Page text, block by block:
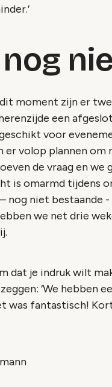
moment zijn er
een
voor
er volop plannen
de vraag en
is omarmd tijdens
nog niet bestaande
we net drie
dat je indruk wilt
‘We hebben
was fantastisch!